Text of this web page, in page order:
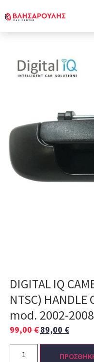
DIGITAL IQ
NTSC) HANDLE
mod. 2002-2008
99,00€89,00 €